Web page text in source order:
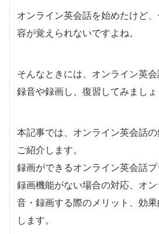
オンライン英会話を始めたけど
容が覚えられないですよね。
そんなときには、オンライン英
録音や録画し、復習してみましょ
本記事では、オンライン英会話
ご紹介します。
録画ができるオンライン英会話プ
録画機能がない場合の対応、オ
音・録画する際のメリット、効
します。